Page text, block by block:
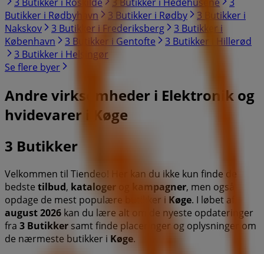
Butikker i Rødbyhavn
3 Butikker i Rødby
3 Butikker i
Nakskov
3 Butikker i Frederiksberg
3 Butikker i
København
3 Butikker i Gentofte
3 Butikker i Hillerød
3 Butikker i Helsingør
Se flere byer
Andre virksomheder i Elektronik og
hvidevarer i Køge
3 Butikker
Velkommen til Tiendeo! Her kan du ikke kun finde de
bedste tilbud, kataloger kampagner, men også
opdage de mest populære butikker i Køge. I løbet af
august 2026 kan du lære alt om de nyeste opdateringer
fra 3 Butikker samt finde placeringer og oplysninger om
de nærmeste butikker i Køge.